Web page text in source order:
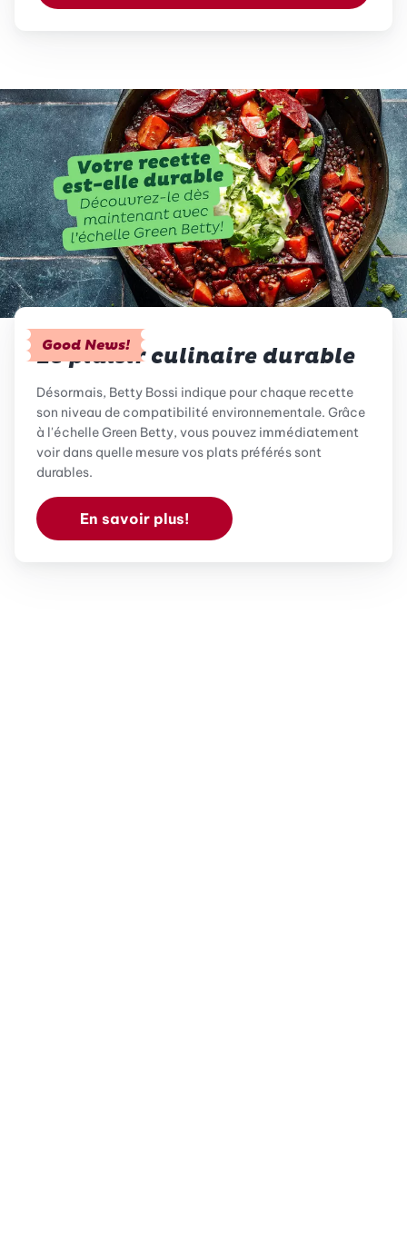
Good News!
Le plaisir culinaire durable
Désormais, Betty Bossi indique pour chaque recette
son niveau de compatibilité environnementale. Grâce
à l'échelle Green Betty, vous pouvez immédiatement
voir dans quelle mesure vos plats préférés sont
durables.
En savoir plus!